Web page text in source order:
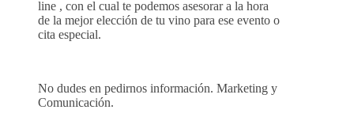
line , con el cual te podemos asesorar a la hora
de la mejor elección de tu vino para ese evento o
cita especial.
No dudes en pedirnos información. Marketing y
Comunicación.